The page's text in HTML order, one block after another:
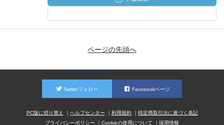
ページの先頭へ
Twitterフォロー Facebookページ
PC版に切り替え ヘルプセンター 利用規約
特定商取引法に基づく表記
プライバシーポリシー
Cookieの使用について 採用情報